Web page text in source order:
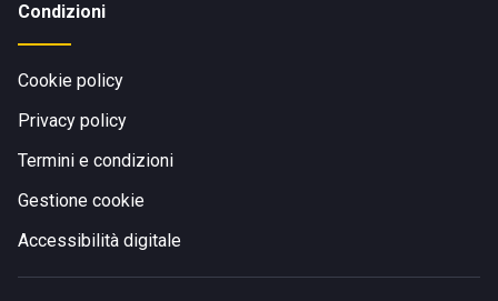
Condizioni
Cookie policy
Privacy policy
Termini e condizioni
Gestione cookie
Accessibilità digitale